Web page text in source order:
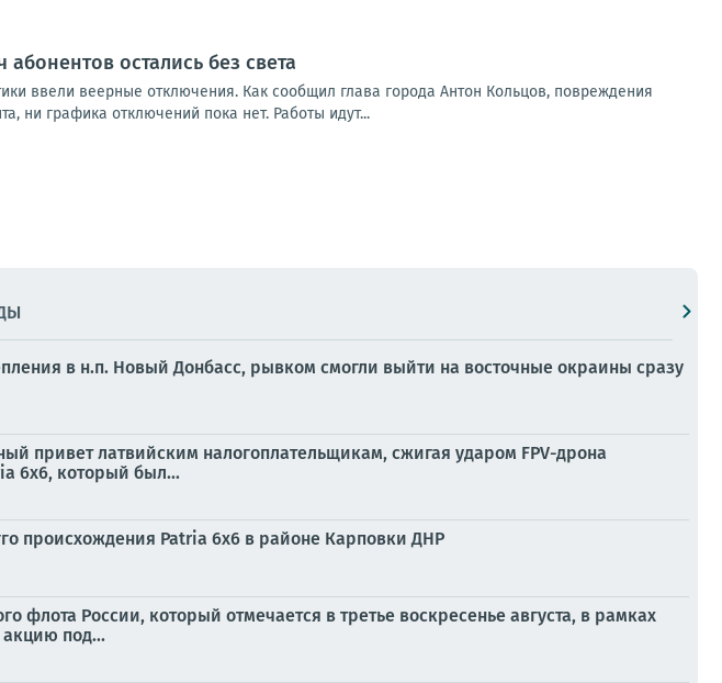
остались без света
ввели веерные отключения. Как сообщил глава города Антон Кольцов, повреждения
ни графика отключений пока нет. Работы идут...
в н.п. Новый Донбасс, рывком смогли выйти на восточные окраины сразу
привет латвийским налогоплательщикам, сжигая ударом FPV-дрона
6x6, который был...
происхождения Patria 6x6 в районе Карповки ДНР
России, который отмечается в третье воскресенье августа, в рамках
акцию под...